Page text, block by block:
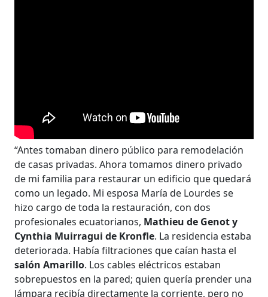
“Antes tomaban dinero público para remodelación
de casas privadas. Ahora tomamos dinero privado
de mi familia para restaurar un edificio que quedará
como un legado. Mi esposa María de Lourdes se
hizo cargo de toda la restauración, con dos
profesionales ecuatorianos, Mathieu de Genot y
Cynthia Muirragui de Kronfle. La residencia estaba
deteriorada. Había filtraciones que caían hasta el
salón Amarillo. Los cables eléctricos estaban
sobrepuestos en la pared; quien quería prender una
lámpara recibía directamente la corriente, pero no